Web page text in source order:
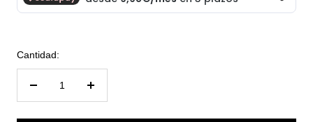
Cantidad: